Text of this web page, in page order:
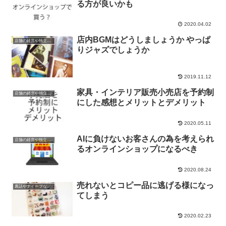
る方が良いかも
2020.04.02
店舗の経営や独立関係の話
店内BGMはどうしましょうか やっぱ
りジャズでしょうか
2019.11.12
店舗の経営や独立関係の話
家具・インテリア販売小売店を予約制
にした感想とメリットとデメリット
2020.05.11
店舗の経営や独立関係の話
AIに負けないお客さんの為を考えられ
るオンラインショップになるべき
2020.08.24
裏話やナイーブな話題
売れないとコピー品に逃げる様になっ
てしまう
2020.02.23